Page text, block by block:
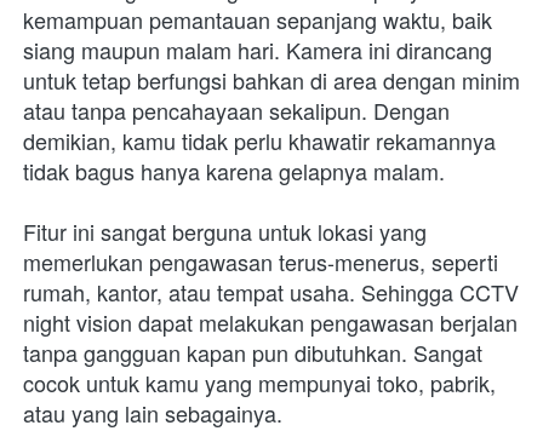
kemampuan pemantauan sepanjang waktu, baik
siang maupun malam hari. Kamera ini dirancang
untuk tetap berfungsi bahkan di area dengan minim
atau tanpa pencahayaan sekalipun. Dengan
demikian, kamu tidak perlu khawatir rekamannya
tidak bagus hanya karena gelapnya malam.
Fitur ini sangat berguna untuk lokasi yang
memerlukan pengawasan terus-menerus, seperti
rumah, kantor, atau tempat usaha. Sehingga CCTV
night vision dapat melakukan pengawasan berjalan
tanpa gangguan kapan pun dibutuhkan. Sangat
cocok untuk kamu yang mempunyai toko, pabrik,
atau yang lain sebagainya.